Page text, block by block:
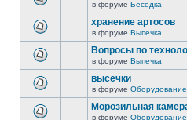
в форуме Беседка
хранение артосов
в форуме Выпечка
Вопросы по
в форуме Выпечка
высечки
в форуме Оборудование
Морозильная
в форуме Оборудование